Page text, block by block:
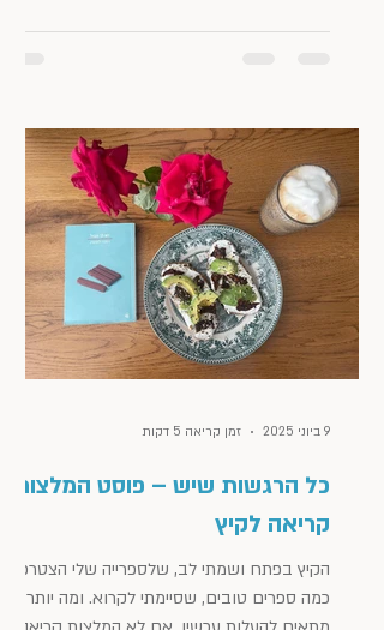
כל הרגשות שיש – פוסט המלצות
קריאה לקיץ
הקיץ בפתח ושמתי לב, שלספרייה שלי הצטרפו
כמה ספרים טובים, שסיימתי לקרוא. ומה יותר
9 ביוני 2025 זמן קריאה 5 דקות